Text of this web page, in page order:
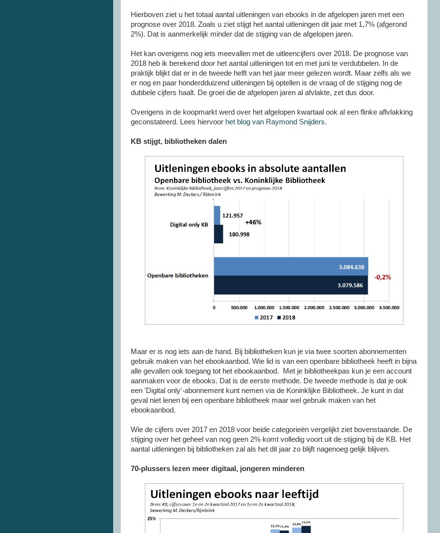
Hierboven ziet u het totaal aantal uitleningen van ebooks in de afgelopen jaren met een
prognose over 2018. Zoals u ziet stijgt het aantal uitleningen dit jaar met 1,7% (afgerond
2%). Dat is aanmerkelijk minder dat de stijging van de afgelopen jaren.
Het kan overigens nog iets meevallen met de uitleencijfers over 2018. De prognose van
2018 heb ik berekend door het aantal uitleningen tot en met juni te verdubbelen. In de
praktijk blijkt dat er in de tweede helft van het jaar meer gelezen wordt. Maar zelfs als we
er nog en paar honderdduizend uitleningen bij optellen is de vraag of de stijging nog de
dubbele cijfers haalt. De groei die de afgelopen jaren al afvlakte, zet dus door.
Overigens in de koopmarkt werd over het afgelopen kwartaal ook al een flinke aflvlakking
geconstateerd. Lees hiervoor het blog van Raymond Snijders.
KB stijgt, bibliotheken dalen
Maar er is nog iets aan de hand. Bij bibliotheken kun je via twee soorten abonnementen
gebruik maken van het ebookaanbod. Wie lid is van een openbare bibliotheek heeft in bijna
alle gevallen ook toegang tot het ebookaanbod. Met je bibliotheekpas kun je een account
aanmaken voor de ebooks. Dat is de eerste methode. De tweede methode is dat je ook
een 'Digital only'-abonnement kunt nemen via de Koninklijke Bibliotheek. Je kunt in dat
geval niet lenen bij een openbare bibliotheek maar wel gebruik maken van het
ebookaanbod.
Wie de cijfers over 2017 en 2018 voor beide categorieën vergelijkt ziet bovenstaande. De
stijging over het geheel van nog geen 2% komt volledig voort uit de stijging bij de KB. Het
aantal uitleningen bij bibliotheken zal als het dit jaar zo blijft nagenoeg gelijk blijven.
70-plussers lezen meer digitaal, jongeren minderen